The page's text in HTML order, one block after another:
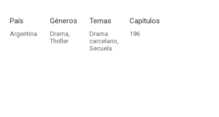
País
Argentina
Géneros
Drama,
Thriller
Temas
Drama
carcelario,
Secuela
Capítulos
196